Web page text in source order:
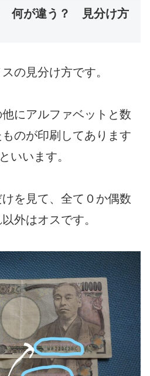
何が違う？ 見分け方
の見分け方です。
にアルファベットと数
のが印刷してあります
といいます。
を見て、全て０か偶数
外はオスです。